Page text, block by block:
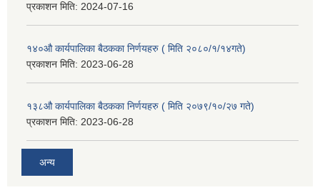
प्रकाशन मिति: 2024-07-16
१४०औ कार्यपालिका बैठकका निर्णयहरु ( मिति २०८०/१/१४गते)
प्रकाशन मिति: 2023-06-28
१३८औ कार्यपालिका बैठकका निर्णयहरु ( मिति २०७९/१०/२७ गते)
प्रकाशन मिति: 2023-06-28
अन्य